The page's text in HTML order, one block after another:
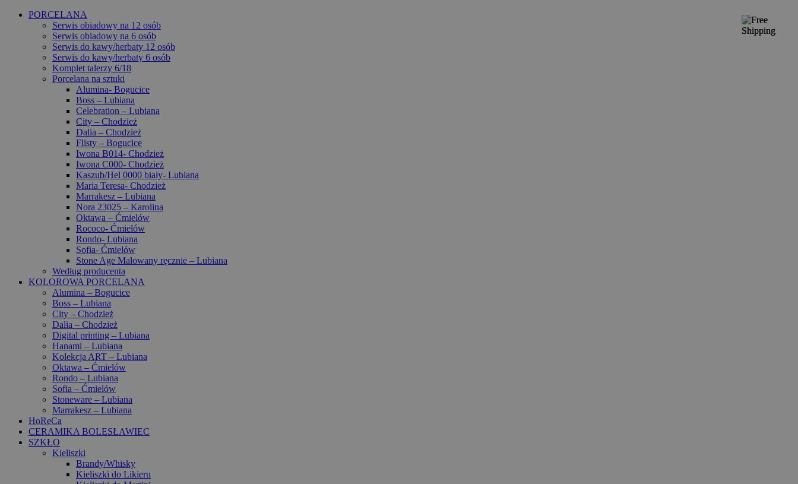
PORCELANA
Serwis obiadowy na 12 osób
Serwis obiadowy na 6 osób
Serwis do kawy/herbaty 12 osób
Serwis do kawy/herbaty 6 osób
Komplet talerzy 6/18
Porcelana na sztuki
Alumina- Bogucice
Boss – Lubiana
Celebration – Lubiana
City – Chodzież
Dalia – Chodzież
Flisty – Bogucice
Iwona B014- Chodzież
Iwona C000- Chodzież
Kaszub/Hel 0000 biały- Lubiana
Maria Teresa- Chodzież
Marrakesz – Lubiana
Nora 23025 – Karolina
Oktawa – Ćmielów
Rococo- Ćmielów
Rondo- Lubiana
Sofia- Ćmielów
Stone Age Malowany ręcznie – Lubiana
Według producenta
KOLOROWA PORCELANA
Alumina – Bogucice
Boss – Lubiana
City – Chodzież
Dalia – Chodzież
Digital printing – Lubiana
Hanami – Lubiana
Kolekcja ART – Lubiana
Oktawa – Ćmielów
Rondo – Lubiana
Sofia – Ćmielów
Stoneware – Lubiana
Marrakesz – Lubiana
HoReCa
CERAMIKA BOLESŁAWIEC
SZKŁO
Kieliszki
Brandy/Whisky
Kieliszki do Likieru